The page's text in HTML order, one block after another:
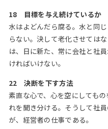
18 目標を与え続けているか
水はよどんだら腐る。水と同
らない。決して老化させては
は、日に新た、常に会社と社
ければいけない。
22 決断を下す方法
素直な心で、心を空にしても
れを聞き分ける。そうして社
が、経営者の仕事である。